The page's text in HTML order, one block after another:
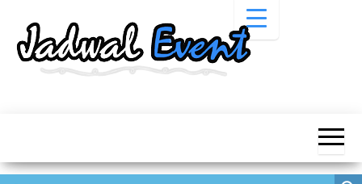
Pameran,
Pameran,
Seminar,